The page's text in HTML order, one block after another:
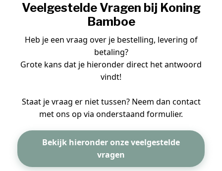
Veelgestelde Vragen bij Koning
Bamboe
Heb je een vraag over je bestelling, levering of
betaling?
Grote kans dat je hieronder direct het antwoord
vindt!
Staat je vraag er niet tussen? Neem dan contact
met ons op via onderstaand formulier.
Bekijk hieronder onze veelgestelde
vragen